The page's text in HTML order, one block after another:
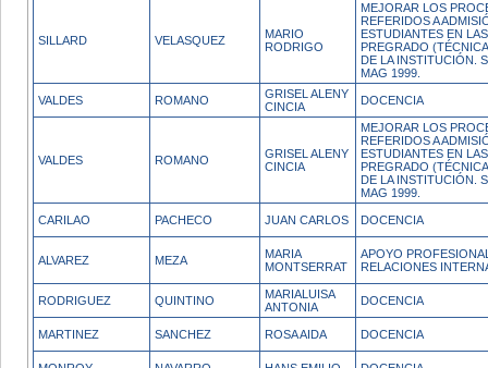
SILLARD VELASQUEZ
MARIO
RODRIGO
MEJORAR LOS
REFERIDOS A
ESTUDIANTES EN
PREGRADO
DE LA INSTITUCIÓN.
MAG 1999.
VALDES ROMANO
GRISEL ALENY
CINCIA
DOCENCIA
VALDES ROMANO
GRISEL ALENY
CINCIA
MEJORAR LOS
REFERIDOS A
ESTUDIANTES EN
PREGRADO
DE LA INSTITUCIÓN.
MAG 1999.
CARILAO PACHECO JUAN CARLOS DOCENCIA
ALVAREZ MEZA
MARIA
MONTSERRAT
APOYO
RELACIONES
RODRIGUEZ QUINTINO
MARIALUISA
ANTONIA
DOCENCIA
MARTINEZ SANCHEZ ROSA AIDA DOCENCIA